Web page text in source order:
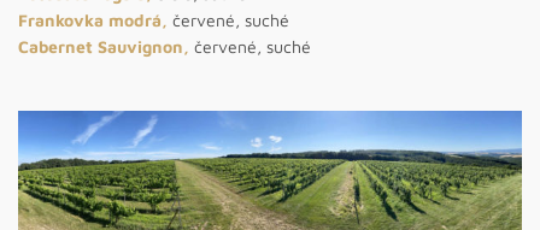
Frankovka modrá červené, suché
Cabernet Sauvignon červené, suché